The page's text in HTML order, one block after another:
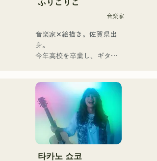
뿌리가 더해져 폭넓은 악곡
을 만들어, 「영화가요 록」
을 내걸고 활동하고 있다.
ふりこりこ
音楽家
音楽家✕絵描き。佐賀県出
身。
今年高校を卒業し、ギター
行う傍ら、大胆な色彩感覚
を活かしたアート制作に励
む。枠に収まりきれないマ
ルチな表現スタイルを確立
するため、日々探求を続け
ている。現在はSNSを中心
に、自身の表現を発信中。
타카노 쇼코